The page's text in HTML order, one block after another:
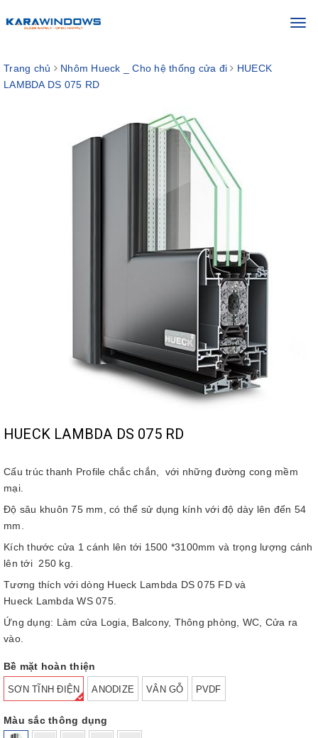
Trang chủ Nhôm Hueck _ Cho hệ thống cửa đi
HUECK
LAMBDA DS 075 RD
HUECK LAMBDA DS 075 RD
Cấu trúc thanh Profile chắc chắn, với những đường cong mềm
mại.
Độ sâu khuôn 75 mm, có thể sử dụng kính với độ dày lên đến 54
mm.
Kích thước cửa 1 cánh lên tới 1500 *3100mm và trọng lượng cánh
lên tới 250 kg.
Tương thích với dòng Hueck Lambda DS 075 FD và
Hueck Lambda WS 075.
Ứng dụng: Làm cửa Logia, Balcony, Thông phòng, WC, Cửa ra
vào.
Bề mặt hoàn thiện
SƠN TĨNH ĐIỆN ANODIZE VÂN GỖ PVDF
Màu sắc thông dụng